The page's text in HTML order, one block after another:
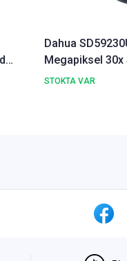
Dahua
Megapiksel
Dome IP Kamera
STOKTA VAR